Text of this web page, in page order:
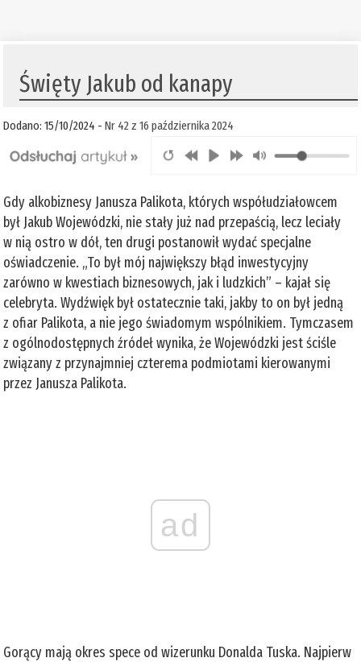
Święty Jakub od kanapy
Dodano: 15/10/2024 -Nr 42 z 16 października 2024
Gdy alkobiznesy Janusza Palikota, których współudziałowcem
był Jakub Wojewódzki, nie stały już nad przepaścią, lecz leciały
w nią ostro w dół, ten drugi postanowił wydać specjalne
oświadczenie. „To był mój największy błąd inwestycyjny
zarówno w kwestiach biznesowych, jak i ludzkich” – kajał się
celebryta. Wydźwięk był ostatecznie taki, jakby to on był jedną
z ofiar Palikota, a nie jego świadomym wspólnikiem. Tymczasem
z ogólnodostępnych źródeł wynika, że Wojewódzki jest ściśle
związany z przynajmniej czterema podmiotami kierowanymi
przez Janusza Palikota.
ad
Gorący mają okres spece od wizerunku Donalda Tuska. Najpierw